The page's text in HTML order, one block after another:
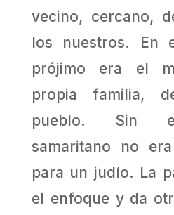
vecino, cercano,
los nuestros. En
prójimo era el
propia familia,
pueblo. Sin
samaritano no
para un judío. La
el enfoque y da